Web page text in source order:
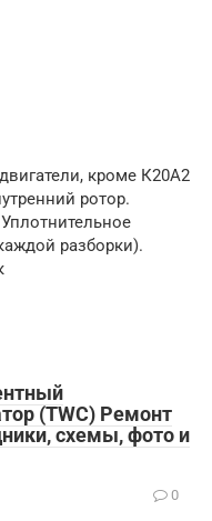
кроме К20А2
ротор.
разборки).
(TWC) Ремонт
схемы, фото и
0